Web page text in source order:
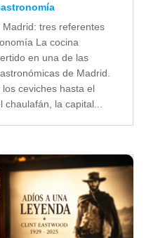
tres referentes
La cocina
en una de las
de Madrid.
ceviches hasta el
la capital...